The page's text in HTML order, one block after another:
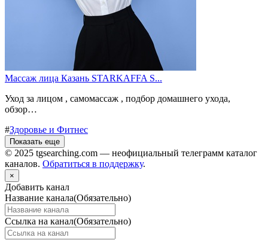
Массаж лица Казань STARKAFFA S...
Уход за лицом , самомассаж , подбор домашнего ухода,
обзор…
#Здоровье и Фитнес
Показать еще
© 2025 tgsearching.com — неофициальный телеграмм каталог
каналов. Обратиться в поддержку.
×
Добавить канал
Название канала(Обязательно)
Ссылка на канал(Обязательно)